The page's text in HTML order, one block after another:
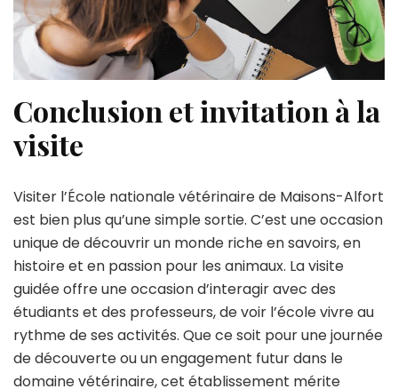
Conclusion et invitation à la
visite
Visiter l’École nationale vétérinaire de Maisons-Alfort
est bien plus qu’une simple sortie. C’est une occasion
unique de découvrir un monde riche en savoirs, en
histoire et en passion pour les animaux. La visite
guidée offre une occasion d’interagir avec des
étudiants et des professeurs, de voir l’école vivre au
rythme de ses activités. Que ce soit pour une journée
de découverte ou un engagement futur dans le
domaine vétérinaire, cet établissement mérite